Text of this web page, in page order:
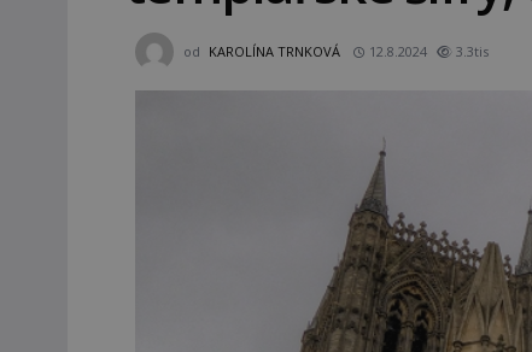
od KAROLÍNA TRNKOVÁ 12.8.2024 3.3tis